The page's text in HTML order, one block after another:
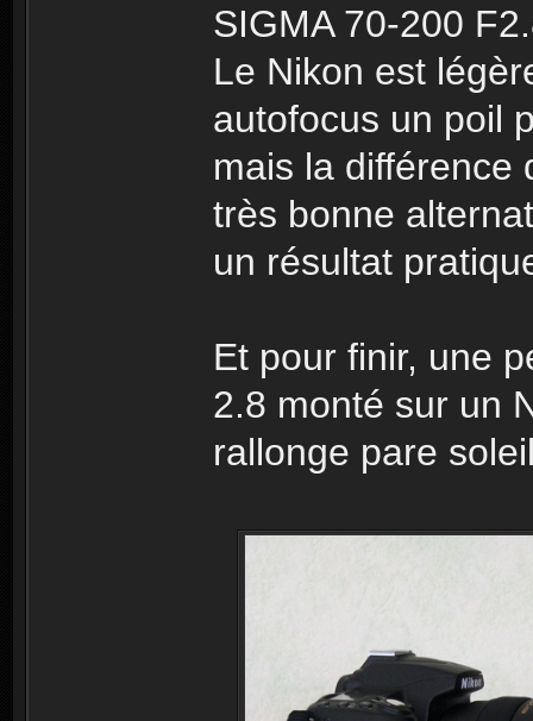
SIGMA 70-200
Le Nikon est
autofocus un poil
mais la différence
très bonne
un résultat
Et pour finir, une
2.8 monté sur un
rallonge pare